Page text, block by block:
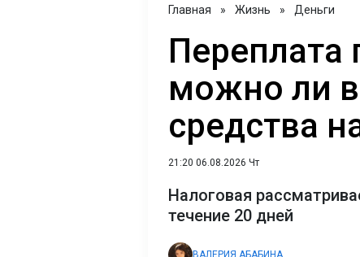
Главная » Жизнь » Деньги
Переплата
можно ли
средства
21:20 06.08.2026 Чт
Налоговая
течение 20 дней
ВАЛЕРИЯ АБАБИНА